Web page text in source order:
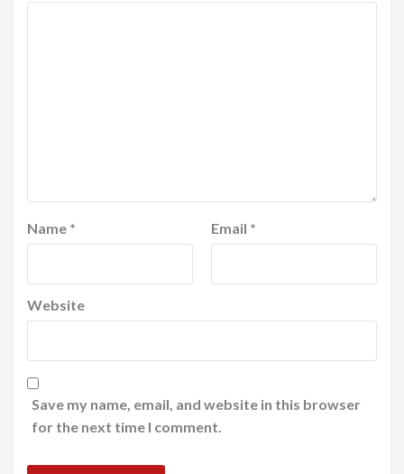
Name * Email *
Website
Save my name, email, and website in this browser
for the next time I comment.